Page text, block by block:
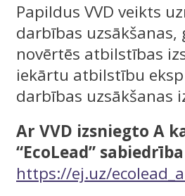
Papildus VVD veikts
darbības
novērtēs atbilstības
iekārtu atbilstību
darbības uzsākšanas
Ar VVD izsniegto A
“EcoLead”
https://ej.uz/